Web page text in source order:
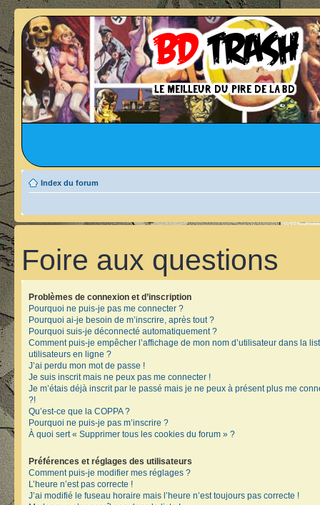
Index du forum
Foire aux questions
Problèmes de connexion et d’inscription
Pourquoi ne puis-je pas me connecter ?
Pourquoi ai-je besoin de m’inscrire, après tout ?
Pourquoi suis-je déconnecté automatiquement ?
Comment puis-je empêcher l’affichage de mon nom d’utilisateur dans la
utilisateurs en ligne ?
J’ai perdu mon mot de passe !
Je suis inscrit mais ne peux pas me connecter !
Je m’étais déjà inscrit par le passé mais je ne peux à présent plus me
?!
Qu’est-ce que la COPPA ?
Pourquoi ne puis-je pas m’inscrire ?
À quoi sert « Supprimer tous les cookies du forum » ?
Préférences et réglages des utilisateurs
Comment puis-je modifier mes réglages ?
L’heure n’est pas correcte !
J’ai modifié le fuseau horaire mais l’heure n’est toujours pas correcte !